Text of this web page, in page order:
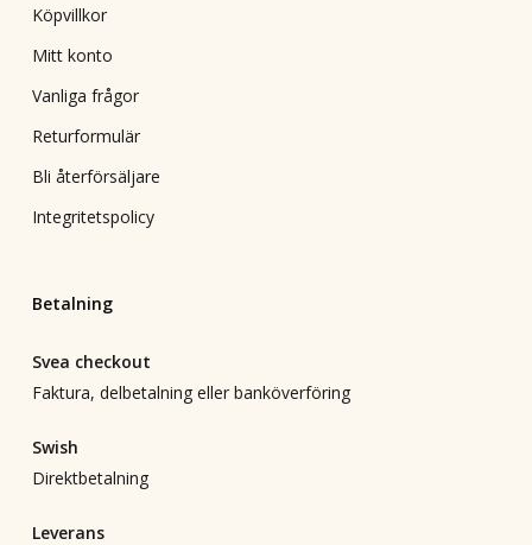
Köpvillkor
Mitt konto
Vanliga frågor
Returformulär
Bli återförsäljare
Integritetspolicy
Betalning
Svea checkout
Faktura, delbetalning eller banköverföring
Swish
Direktbetalning
Leverans